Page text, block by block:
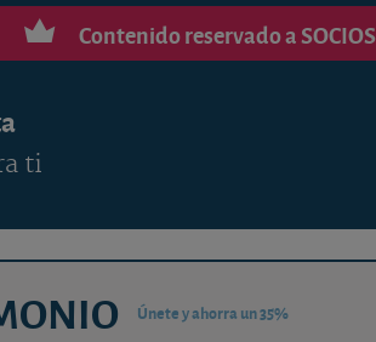
Contenido reservado a SOCIOS
ti
Únete y ahorra un 35%